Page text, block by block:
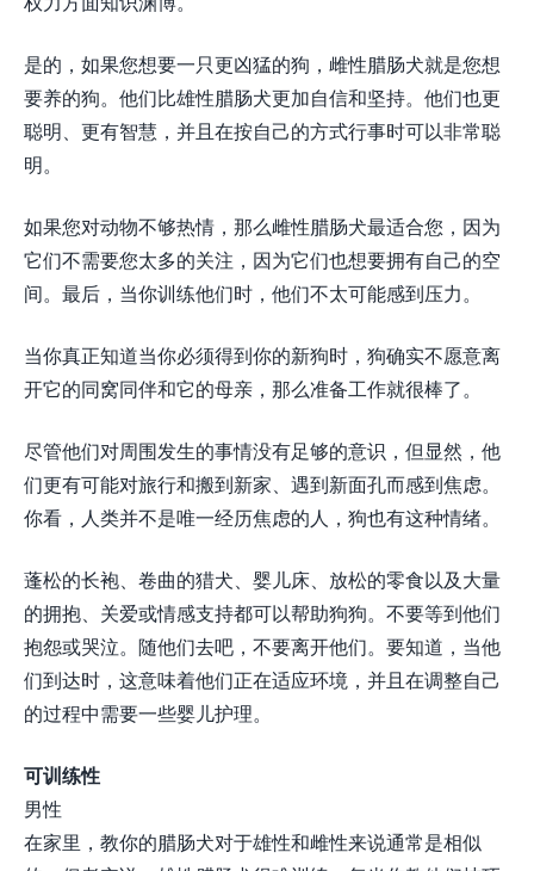
是的，如果您想要一只更凶猛的狗，雌性腊肠犬就是您想
要养的狗。他们比雄性腊肠犬更加自信和坚持。他们也更
聪明、更有智慧，并且在按自己的方式行事时可以非常聪
明。
如果您对动物不够热情，那么雌性腊肠犬最适合您，因为
它们不需要您太多的关注，因为它们也想要拥有自己的空
间。最后，当你训练他们时，他们不太可能感到压力。
当你真正知道当你必须得到你的新狗时，狗确实不愿意离
开它的同窝同伴和它的母亲，那么准备工作就很棒了。
尽管他们对周围发生的事情没有足够的意识，但显然，他
们更有可能对旅行和搬到新家、遇到新面孔而感到焦虑。
你看，人类并不是唯一经历焦虑的人，狗也有这种情绪。
蓬松的长袍、卷曲的猎犬、婴儿床、放松的零食以及大量
的拥抱、关爱或情感支持都可以帮助狗狗。不要等到他们
抱怨或哭泣。随他们去吧，不要离开他们。要知道，当他
们到达时，这意味着他们正在适应环境，并且在调整自己
的过程中需要一些婴儿护理。
可训练性
男性
在家里，教你的腊肠犬对于雄性和雌性来说通常是相似